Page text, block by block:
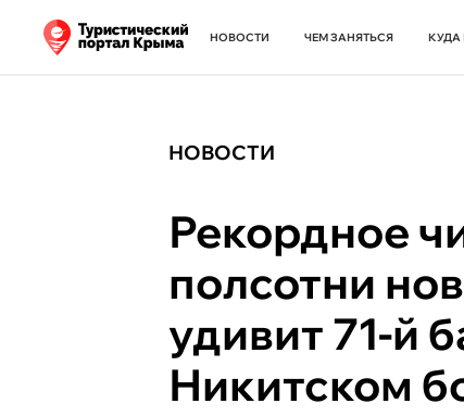
НОВОСТИ ЧЕМ ЗАНЯТЬСЯ КУДА
НОВОСТИ
Рекордное
полсотни
удивит 71-й
Никитском